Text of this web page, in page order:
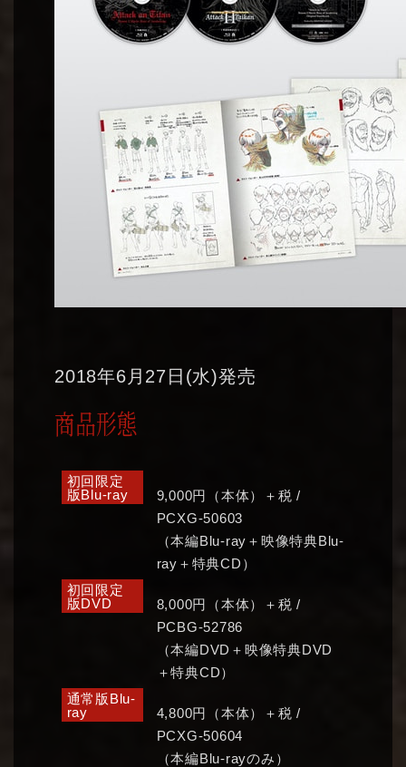
2018年6月27日(水)発売
商品形態
初回限定
版Blu-ray
9,000円（本体）＋税 /
PCXG-50603
（本編Blu-ray＋映像特典Blu-
ray＋特典CD）
初回限定
版DVD
8,000円（本体）＋税 /
PCBG-52786
（本編DVD＋映像特典DVD
＋特典CD）
通常版Blu-
ray
4,800円（本体）＋税 /
PCXG-50604
（本編Blu-rayのみ）